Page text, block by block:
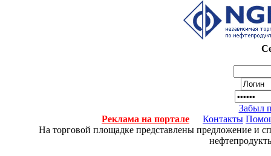
Забыл
Реклама на портале
Контакты
На торговой площадке представлены предложение и